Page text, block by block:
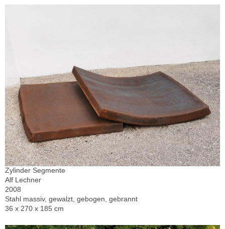
Zylinder Segmente
Alf Lechner
2008
Stahl massiv, gewalzt, gebogen, gebrannt
36 x 270 x 185 cm